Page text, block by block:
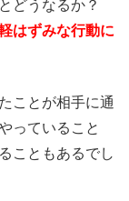
どうなるか？
はずみな行動に
ことが相手に通
っていること
こともあるでし